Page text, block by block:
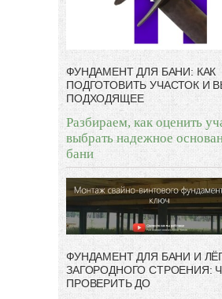
ФУНДАМЕНТ ДЛЯ БАНИ: КАК
ПОДГОТОВИТЬ УЧАСТОК И
ПОДХОДЯЩЕЕ
Разбираем, как оценить
выбрать надежное
бани
ФУНДАМЕНТ ДЛЯ БАНИ И
ЗАГОРОДНОГО СТРОЕНИЯ:
ПРОВЕРИТЬ ДО